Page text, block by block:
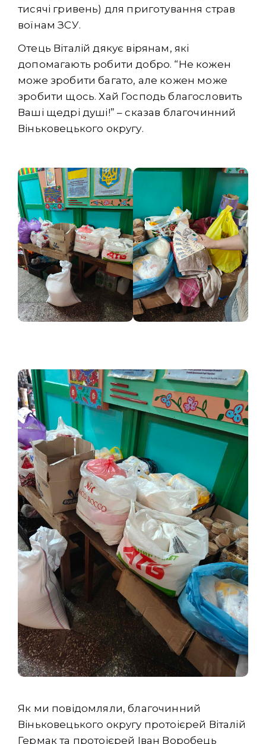
тисячі гривень) для приготування страв
воїнам ЗСУ.
Отець Віталій дякує вірянам, які
допомагають робити добро. “Не кожен
може зробити багато, але кожен може
зробити щось. Хай Господь благословить
Ваші щедрі душі!” – сказав благочинний
Віньковецького округу.
Як ми повідомляли, благочинний
Віньковецького округу протоієрей Віталій
Гермак та протоієрей Іван Воробець